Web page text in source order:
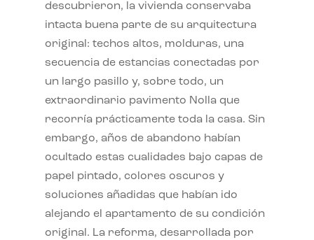
descubrieron, la vivienda conservaba
intacta buena parte de su arquitectura
original: techos altos, molduras, una
secuencia de estancias conectadas por
un largo pasillo y, sobre todo, un
extraordinario pavimento Nolla que
recorría prácticamente toda la casa. Sin
embargo, años de abandono habían
ocultado estas cualidades bajo capas de
papel pintado, colores oscuros y
soluciones añadidas que habían ido
alejando el apartamento de su condición
original. La reforma, desarrollada por